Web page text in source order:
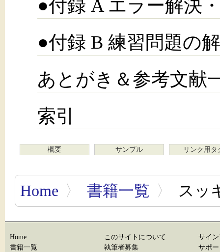
●付録 A エラー解決
●付録 B 練習問題の
あとがき＆参考文献
索引
概要 サンプル リンク用タ
Home 〉 書籍一覧 〉 スッ
Home
書籍一覧
このサイトについて
執筆者募集
サイ
サポ